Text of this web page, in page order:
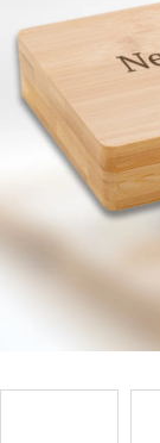
Oblečení
Přihlášení